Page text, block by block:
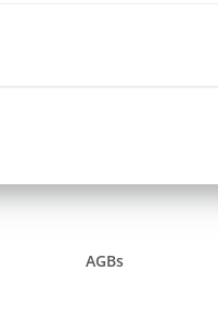
AGBs